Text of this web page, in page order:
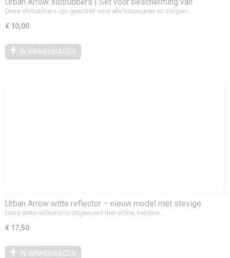
spaken en wiel
Deze slotrubbers zijn geschikt voor alle bouwjaren en zorgen…
€ 10,00
IN WINKELWAGEN
Urban Arrow witte reflector – nieuw model met stevige
bevestiging (Classic)
Deze witte reflector is uitgevoerd met echte, heldere…
€ 17,50
IN WINKELWAGEN